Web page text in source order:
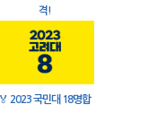
격!
🏅 2023 국민대 18명합